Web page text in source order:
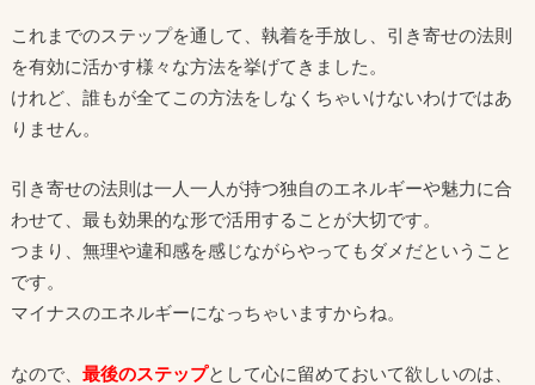
これまでのステップを通して、執着を手放し、引き寄せの法則
を有効に活かす様々な方法を挙げてきました。
けれど、誰もが全てこの方法をしなくちゃいけないわけではあ
りません。
引き寄せの法則は一人一人が持つ独自のエネルギーや魅力に合
わせて、最も効果的な形で活用することが大切です。
つまり、無理や違和感を感じながらやってもダメだということ
です。
マイナスのエネルギーになっちゃいますからね。
なので、 最後のステップとして心に留めておいて欲しいのは、